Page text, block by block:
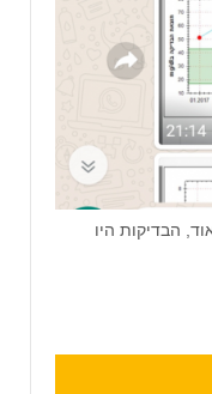
מאוד, הבדיקות היו